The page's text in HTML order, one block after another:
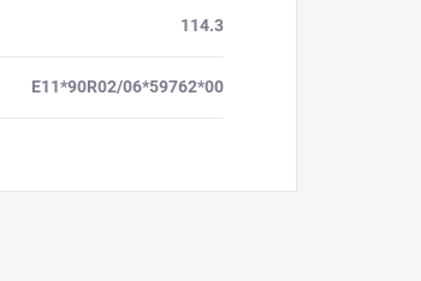
114.3
E11*90R02/06*59762*00